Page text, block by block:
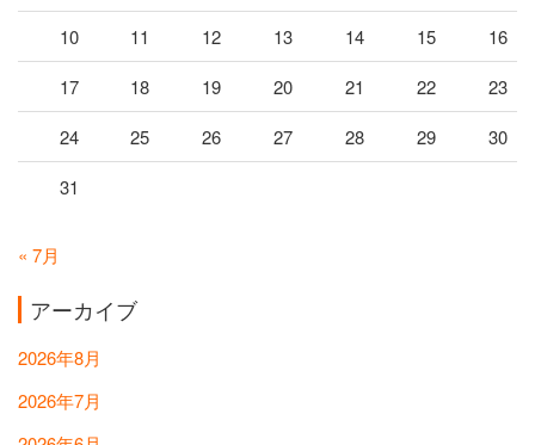
10
11 12 13 14 15
16
17
18 19 20 21 22
23
24
25 26 27 28 29
30
31
« 7月
アーカイブ
2026年8月
2026年7月